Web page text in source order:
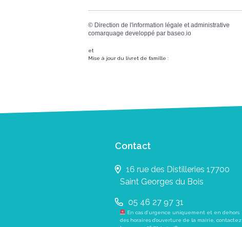
© Direction de l'information légale et administrative
comarquage developpé par baseo.io
et
Mise à jour du livret de famille :
Contact
16 rue des Distilleries 17700
Saint Georges du Bois
05 46 27 97 31
En cas d’urgence uniquement et en dehors
des horaires d’ouverture de la mairie, contactez